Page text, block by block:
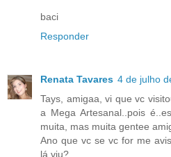
baci
Responder
Renata Tavares 4 de julho
Tays, amigaa, vi que vc
a Mega Artesanal..pois
muita, mas muita gentee
Ano que vc se vc for me
lá viu?